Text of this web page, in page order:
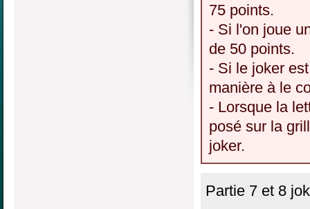
75 points.
- Si l'on joue
de 50 points.
- Si le joker
manière à le
- Lorsque la
posé sur la
joker.
Partie 7 et 8